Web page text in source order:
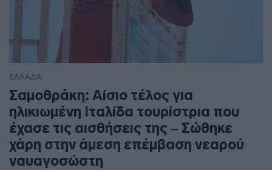
ΕΛΛΑΔΑ
Σαμοθράκη: Αίσιο τέλος για
ηλικιωμένη Ιταλίδα τουρίστρια που
έχασε τις αισθήσεις της – Σώθηκε
χάρη στην άμεση επέμβαση νεαρού
ναυαγοσώστη